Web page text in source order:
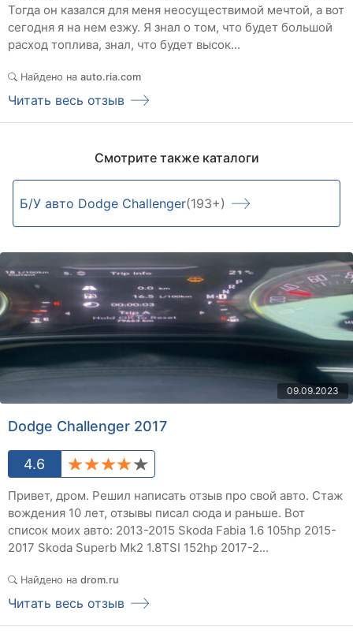
Тогда он казался для меня неосуществимой мечтой, а вот
сегодня я на нем езжу. Я знал о том, что будет большой
расход топлива, знал, что будет высок...
Найдено на auto.ria.com
Читать весь отзыв
Смотрите также каталоги
Б/У авто Dodge Challenger(193+)
09.09.2023
Dodge Challenger 2017
4.6
Привет, дром. Решил написать отзыв про свой авто. Стаж
вождения 10 лет, отзывы писал сюда и раньше. Вот
список моих авто: 2013-2015 Skoda Fabia 1.6 105hp 2015-
2017 Skoda Superb Mk2 1.8TSI 152hp 2017-2...
Найдено на drom.ru
Читать весь отзыв